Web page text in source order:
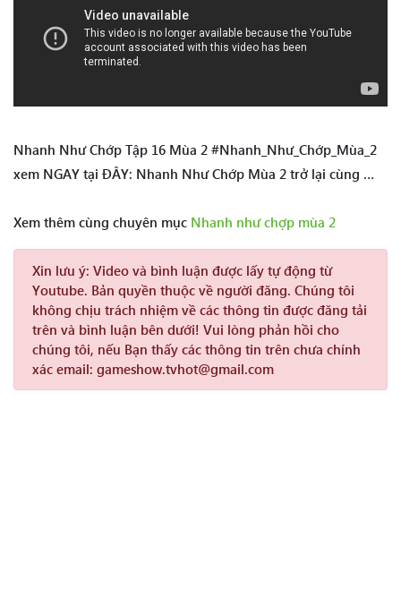
Nhanh Như Chớp Tập 16 Mùa 2 #Nhanh_Như_Chớp_Mùa_2
xem NGAY tại ĐÂY: Nhanh Như Chớp Mùa 2 trở lại cùng …
Xem thêm cùng chuyên mục Nhanh như chợp mùa 2
Xin lưu ý: Video và bình luận được lấy tự động từ
Youtube. Bản quyền thuộc về người đăng. Chúng tôi
không chịu trách nhiệm về các thông tin được đăng tải
trên và bình luận bên dưới! Vui lòng phản hồi cho
chúng tôi, nếu Bạn thấy các thông tin trên chưa chính
xác email: gameshow.tvhot@gmail.com